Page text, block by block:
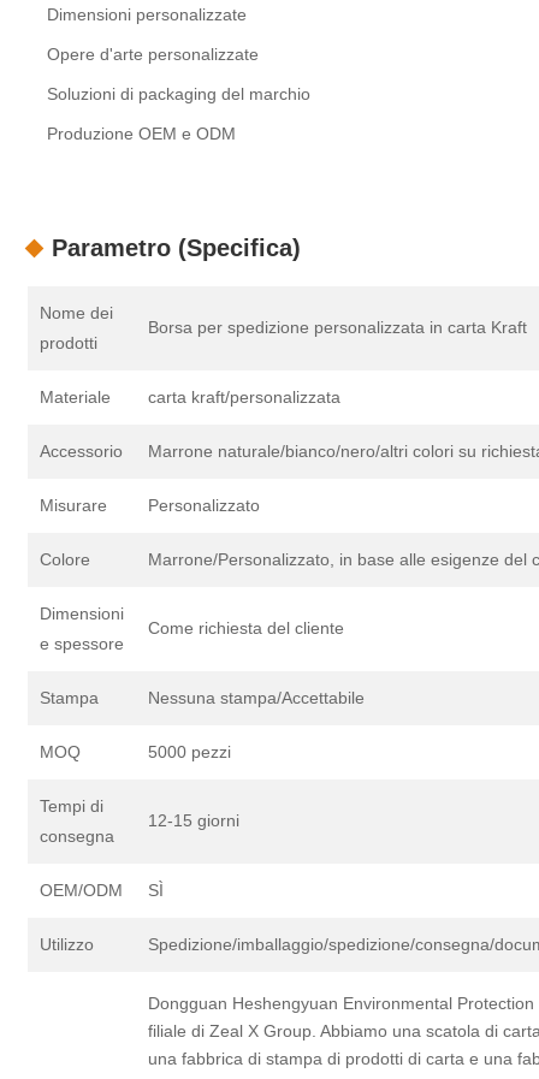
Dimensioni personalizzate
Opere d'arte personalizzate
Soluzioni di packaging del marchio
Produzione OEM e ODM
Parametro (Specifica)
Nome dei
prodotti
Borsa per spedizione personalizzata in carta Kraft
Materiale carta kraft/personalizzata
Accessorio Marrone naturale/bianco/nero/altri colori su
Misurare Personalizzato
Colore Marrone/Personalizzato, in base alle esigenze del
Dimensioni
e spessore
Come richiesta del cliente
Stampa Nessuna stampa/Accettabile
MOQ 5000 pezzi
Tempi di
consegna
12-15 giorni
OEM/ODM SÌ
Utilizzo Spedizione/imballaggio/spedizione/consegna/
Dongguan Heshengyuan Environmental
filiale di Zeal X Group. Abbiamo una scatola di
una fabbrica di stampa di prodotti di carta e una